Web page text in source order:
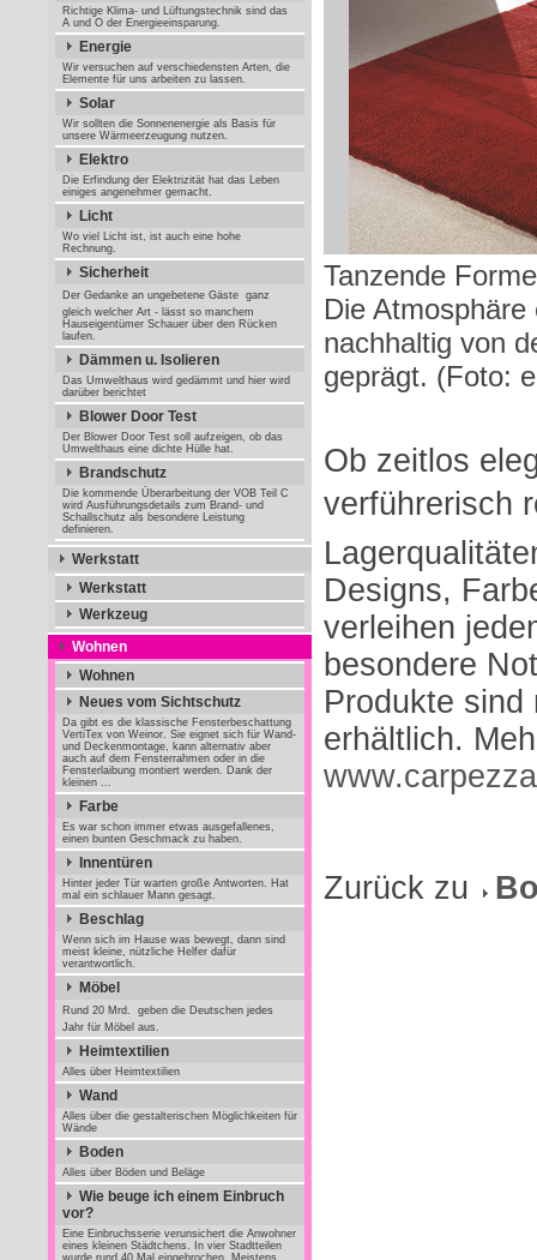
Richtige Klima- und Lüftungstechnik sind das
A und O der Energieeinsparung.
Energie
Wir versuchen auf verschiedensten Arten, die
Elemente für uns arbeiten zu lassen.
Solar
Wir sollten die Sonnenenergie als Basis für
unsere Wärmeerzeugung nutzen.
Elektro
Die Erfindung der Elektrizität hat das Leben
einiges angenehmer gemacht.
Licht
Wo viel Licht ist, ist auch eine hohe
Rechnung.
Sicherheit
Der Gedanke an ungebetene Gäste  ganz
gleich welcher Art - lässt so manchem
Hauseigentümer Schauer über den Rücken
laufen.
Dämmen u. Isolieren
Das Umwelthaus wird gedämmt und hier wird
darüber berichtet
Blower Door Test
Der Blower Door Test soll aufzeigen, ob das
Umwelthaus eine dichte Hülle hat.
Brandschutz
Die kommende Überarbeitung der VOB Teil C
wird Ausführungsdetails zum Brand- und
Schallschutz als besondere Leistung
definieren.
Werkstatt
Werkstatt
Werkzeug
Wohnen
Wohnen
Neues vom Sichtschutz
Da gibt es die klassische Fensterbeschattung
VertiTex von Weinor. Sie eignet sich für Wand-
und Deckenmontage, kann alternativ aber
auch auf dem Fensterrahmen oder in die
Fensterlaibung montiert werden. Dank der
kleinen ...
Farbe
Es war schon immer etwas ausgefallenes,
einen bunten Geschmack zu haben.
Innentüren
Hinter jeder Tür warten große Antworten. Hat
mal ein schlauer Mann gesagt.
Beschlag
Wenn sich im Hause was bewegt, dann sind
meist kleine, nützliche Helfer dafür
verantwortlich.
Möbel
Rund 20 Mrd.  geben die Deutschen jedes
Jahr für Möbel aus.
Heimtextilien
Alles über Heimtextilien
Wand
Alles über die gestalterischen Möglichkeiten für
Wände
Boden
Alles über Böden und Beläge
Wie beuge ich einem Einbruch
vor?
Eine Einbruchsserie verunsichert die Anwohner
eines kleinen Städtchens. In vier Stadtteilen
wurde rund 40 Mal eingebrochen. Meistens
Tanzende
Die
nachhaltig von
geprägt. (Foto:
Ob zeitlos
verführerisch
Designs,
verleihen
besondere
Produkte sind
erhältlich.
Zurück zu